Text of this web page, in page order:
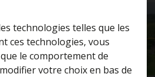
technologies telles que les
ces technologies, vous
le comportement de
votre choix en bas de